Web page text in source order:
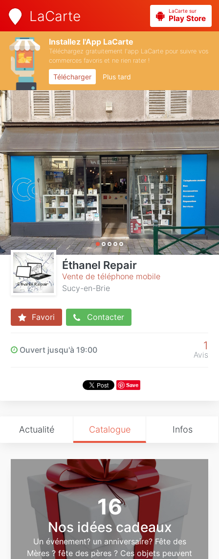
LaCarte LaCarte sur
Play Store
Installez l'App LaCarte
Téléchargez gratuitement l'app LaCarte pour suivre vos
commerces favoris et ne rien rater !
Télécharger Plus tard
Éthanel Repair
Vente de téléphone mobile
Sucy-en-Brie
Favori Contacter
Ouvert jusqu'à 19:00 1
Avis
Save
Actualité Catalogue Infos
16
Nos idées cadeaux
Un événement? un anniversaire? Fête des
Mères ? fête des pères ? Ces objets peuvent